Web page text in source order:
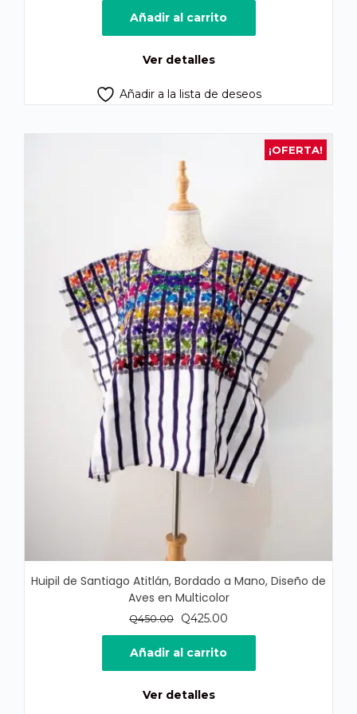
original
era:
es:
Añadir al carrito
Ver detalles
Añadir a la lista de deseos
¡OFERTA!
Huipil de Santiago Atitlán, Bordado a Mano, Diseño de
Aves en Multicolor
Q450.00
El
precio
original
era:
Q425.00
precio
es:
Añadir al carrito
Ver detalles